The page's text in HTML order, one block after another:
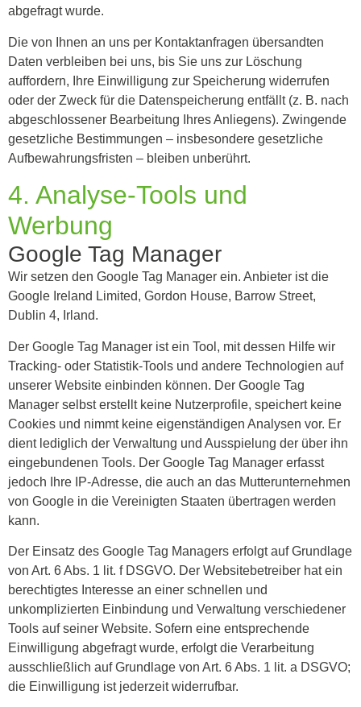
abgefragt wurde.
Die von Ihnen an uns per Kontaktanfragen übersandten
Daten verbleiben bei uns, bis Sie uns zur Löschung
auffordern, Ihre Einwilligung zur Speicherung widerrufen
oder der Zweck für die Datenspeicherung entfällt (z. B. nach
abgeschlossener Bearbeitung Ihres Anliegens). Zwingende
gesetzliche Bestimmungen – insbesondere gesetzliche
Aufbewahrungsfristen – bleiben unberührt.
4. Analyse-Tools und
Werbung
Google Tag Manager
Wir setzen den Google Tag Manager ein. Anbieter ist die
Google Ireland Limited, Gordon House, Barrow Street,
Dublin 4, Irland.
Der Google Tag Manager ist ein Tool, mit dessen Hilfe wir
Tracking- oder Statistik-Tools und andere Technologien auf
unserer Website einbinden können. Der Google Tag
Manager selbst erstellt keine Nutzerprofile, speichert keine
Cookies und nimmt keine eigenständigen Analysen vor. Er
dient lediglich der Verwaltung und Ausspielung der über ihn
eingebundenen Tools. Der Google Tag Manager erfasst
jedoch Ihre IP-Adresse, die auch an das Mutterunternehmen
von Google in die Vereinigten Staaten übertragen werden
kann.
Der Einsatz des Google Tag Managers erfolgt auf Grundlage
von Art. 6 Abs. 1 lit. f DSGVO. Der Websitebetreiber hat ein
berechtigtes Interesse an einer schnellen und
unkomplizierten Einbindung und Verwaltung verschiedener
Tools auf seiner Website. Sofern eine entsprechende
Einwilligung abgefragt wurde, erfolgt die Verarbeitung
ausschließlich auf Grundlage von Art. 6 Abs. 1 lit. a DSGVO;
die Einwilligung ist jederzeit widerrufbar.